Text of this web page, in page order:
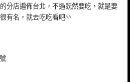
分店遍佈台北，不過既然要吃，就是要
有名，就去吃吃看吧^^